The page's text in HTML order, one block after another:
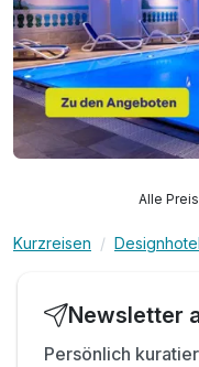
Alle
Kurzreisen Designhotel
Newsletter
Persönlich